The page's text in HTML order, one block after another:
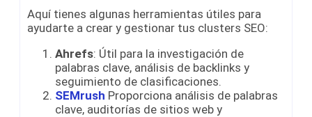
Aquí tienes algunas herramientas útiles para
ayudarte a crear y gestionar tus clusters SEO:
Ahrefs: Útil para la investigación de
palabras clave, análisis de backlinks y
seguimiento de clasificaciones.
SEMrush Proporciona análisis de palabras
clave, auditorías de sitios web y